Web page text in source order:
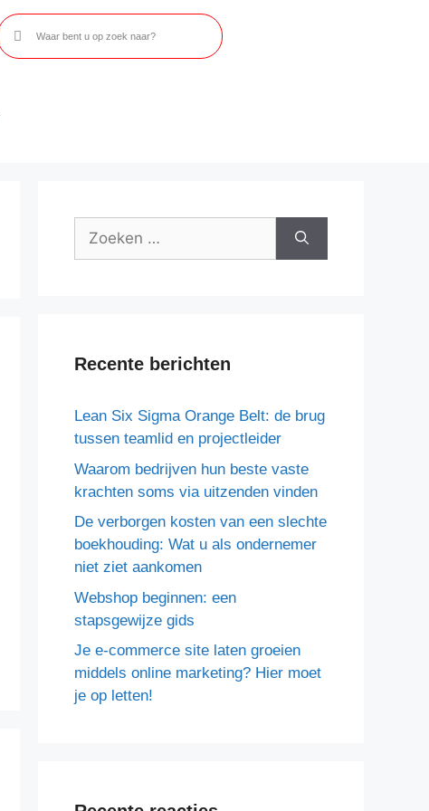
Recente berichten
Lean Six Sigma Orange Belt: de brug
tussen teamlid en projectleider
Waarom bedrijven hun beste vaste
krachten soms via uitzenden vinden
De verborgen kosten van een slechte
boekhouding: Wat u als ondernemer
niet ziet aankomen
Webshop beginnen: een
stapsgewijze gids
Je e-commerce site laten groeien
middels online marketing? Hier moet
je op letten!